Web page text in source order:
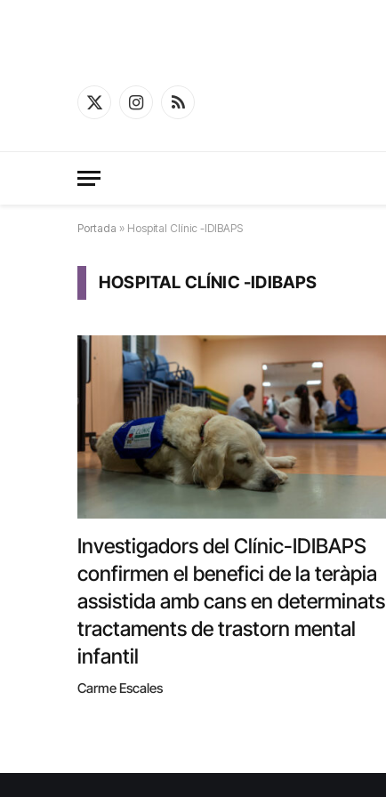
X
InstagramRSS
Portada » Hospital Clínic -IDIBAPS
HOSPITAL CLÍNIC -IDIBAPS
Investigadors del Clínic-IDIBAPS
confirmen el benefici de la teràpia
assistida amb cans en determinats
tractaments de trastorn mental
infantil
Carme Escales